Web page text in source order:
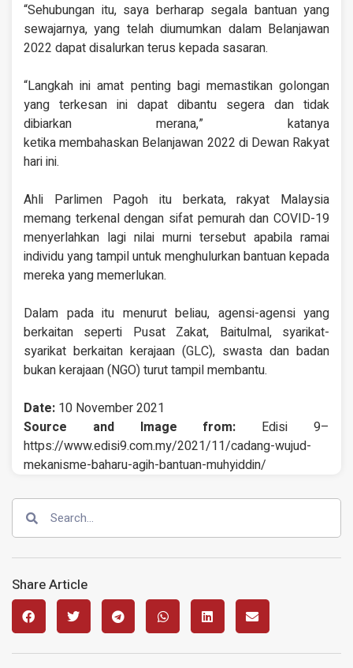
“Sehubungan itu, saya berharap segala bantuan yang
sewajarnya, yang telah diumumkan dalam Belanjawan
2022 dapat disalurkan terus kepada sasaran.
“Langkah ini amat penting bagi memastikan golongan
yang terkesan ini dapat dibantu segera dan tidak
dibiarkan merana,” katanya
ketika membahaskan Belanjawan 2022 di Dewan Rakyat
hari ini.
Ahli Parlimen Pagoh itu berkata, rakyat Malaysia
memang terkenal dengan sifat pemurah dan COVID-19
menyerlahkan lagi nilai murni tersebut apabila ramai
individu yang tampil untuk menghulurkan bantuan kepada
mereka yang memerlukan.
Dalam pada itu menurut beliau, agensi-agensi yang
berkaitan seperti Pusat Zakat, Baitulmal, syarikat-
syarikat berkaitan kerajaan (GLC), swasta dan badan
bukan kerajaan (NGO) turut tampil membantu.
Date: 10 November 2021
Source and Image from: Edisi 9–
https://www.edisi9.com.my/2021/11/cadang-wujud-
mekanisme-baharu-agih-bantuan-muhyiddin/
Share Article